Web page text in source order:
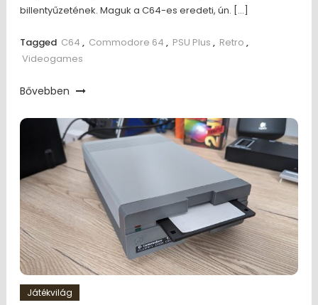
billentyűzetének. Maguk a C64-es eredeti, ún. […]
Tagged C64 , Commodore 64 , PSU Plus , Retro ,
Videogames
Bővebben
Játékvilág